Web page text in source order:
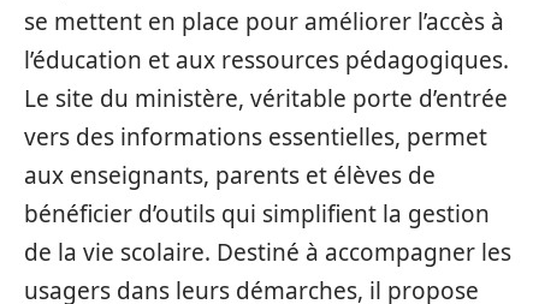
se mettent en place pour améliorer l’accès à
l’éducation et aux ressources pédagogiques.
Le site du ministère, véritable porte d’entrée
vers des informations essentielles, permet
aux enseignants, parents et élèves de
bénéficier d’outils qui simplifient la gestion
de la vie scolaire. Destiné à accompagner les
usagers dans leurs démarches, il propose